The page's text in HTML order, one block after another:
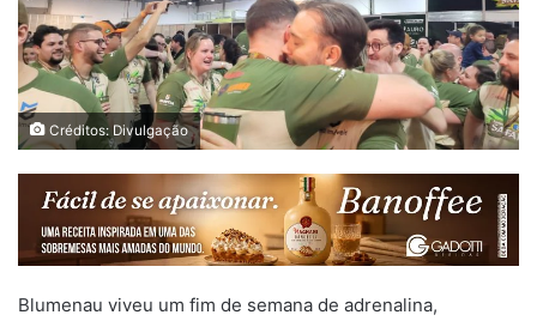
Créditos: Divulgação
Blumenau viveu um fim de semana de adrenalina,